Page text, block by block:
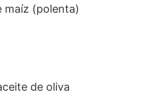
maíz (polenta)
de oliva